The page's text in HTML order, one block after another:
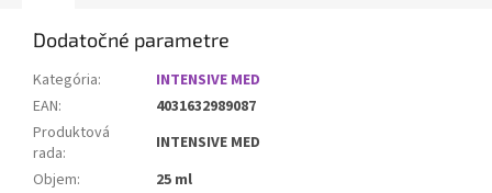
Dodatočné parametre
Kategória:
INTENSIVE MED
EAN:
4031632989087
Produktová
rada:
INTENSIVE MED
Objem:
25 ml